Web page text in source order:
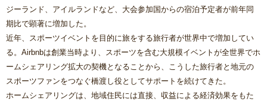
ジーランド、アイルランドなど、大会参加国からの宿泊予定者が前年同
期比で顕著に増加した。
近年、スポーツイベントを目的に旅をする旅行者が世界中で増加してい
る。Airbnbは創業当時より、スポーツを含む大規模イベントが全世界でホ
ームシェアリング拡大の契機となることから、こうした旅行者と地元の
スポーツファンをつなぐ橋渡し役としてサポートを続けてきた。
ホームシェアリングは、地域住民には直接、収益による経済効果をもた